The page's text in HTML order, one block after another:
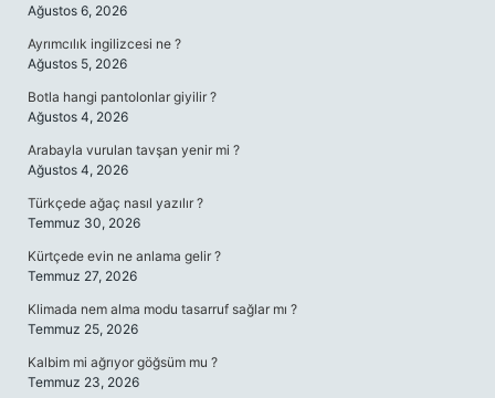
Ağustos 6, 2026
Ayrımcılık ingilizcesi ne ?
Ağustos 5, 2026
Botla hangi pantolonlar giyilir ?
Ağustos 4, 2026
Arabayla vurulan tavşan yenir mi ?
Ağustos 4, 2026
Türkçede ağaç nasıl yazılır ?
Temmuz 30, 2026
Kürtçede evin ne anlama gelir ?
Temmuz 27, 2026
Klimada nem alma modu tasarruf sağlar mı ?
Temmuz 25, 2026
Kalbim mi ağrıyor göğsüm mu ?
Temmuz 23, 2026